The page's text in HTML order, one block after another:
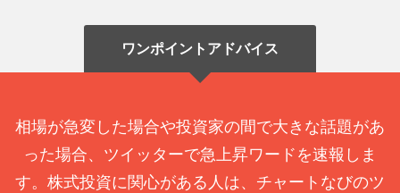
ワンポイントアドバイス
相場が急変した場合や投資家の間で大きな話題があ
った場合、ツイッターで急上昇ワードを速報しま
す。株式投資に関心がある人は、チャートなびのツ